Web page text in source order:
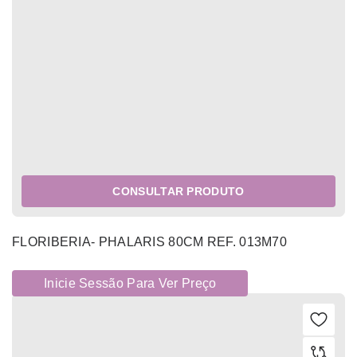
CONSULTAR PRODUTO
FLORIBERIA- PHALARIS 80CM REF. 013M70
Inicie Sessão Para Ver Preço